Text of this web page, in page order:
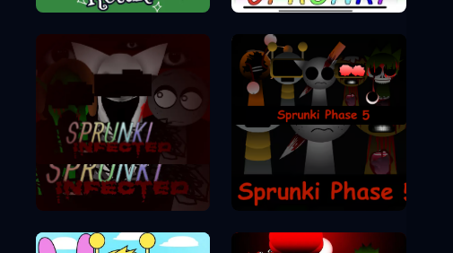
Sprunki Phase 2
Sprunki Phase 5